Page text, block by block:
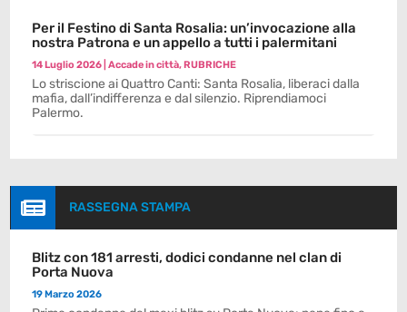
Per il Festino di Santa Rosalia: un’invocazione alla
nostra Patrona e un appello a tutti i palermitani
14 Luglio 2026 |Accade in città,RUBRICHE
Lo striscione ai Quattro Canti: Santa Rosalia, liberaci dalla
mafia, dall’indifferenza e dal silenzio. Riprendiamoci
Palermo.
 RASSEGNA STAMPA
Blitz con 181 arresti, dodici condanne nel clan di
Porta Nuova
19 Marzo 2026